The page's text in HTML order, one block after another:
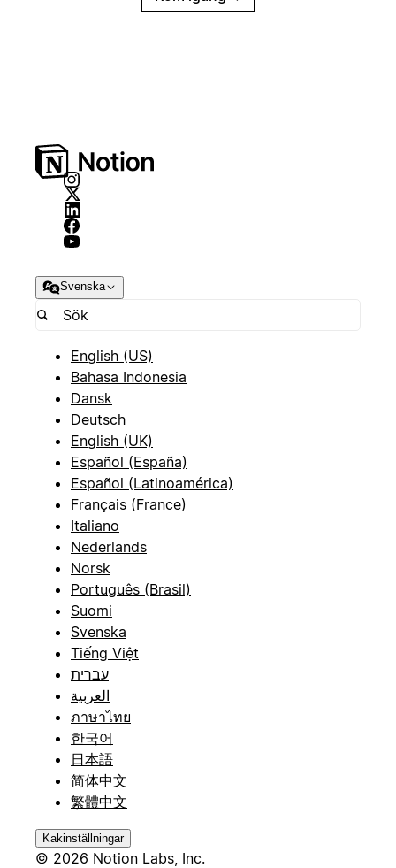
Svenska
English (US)
Bahasa Indonesia
Dansk
Deutsch
English (UK)
Español (España)
Español (Latinoamérica)
Français (France)
Italiano
Nederlands
Norsk
Português (Brasil)
Suomi
Svenska
Tiếng Việt
עברית
العربية
ภาษาไทย
한국어
日本語
简体中文
繁體中文
Kakinställningar
© 2026 Notion Labs, Inc.